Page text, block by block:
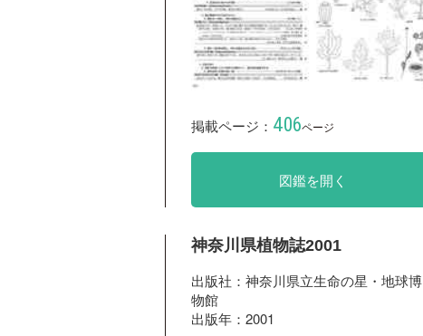
掲載ページ： 406ページ
図鑑を開く
神奈川県植物誌2001
出版社：神奈川県立生命の星・地球博
物館
出版年：2001